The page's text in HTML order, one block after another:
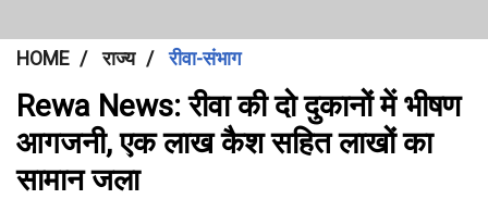
HOME राज्य रीवा-संभाग
Rewa News: रीवा की दो दुकानों में भीषण
आगजनी, एक लाख कैश सहित लाखों का
सामान जला